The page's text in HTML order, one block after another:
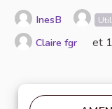
InesB
Claire fgr et